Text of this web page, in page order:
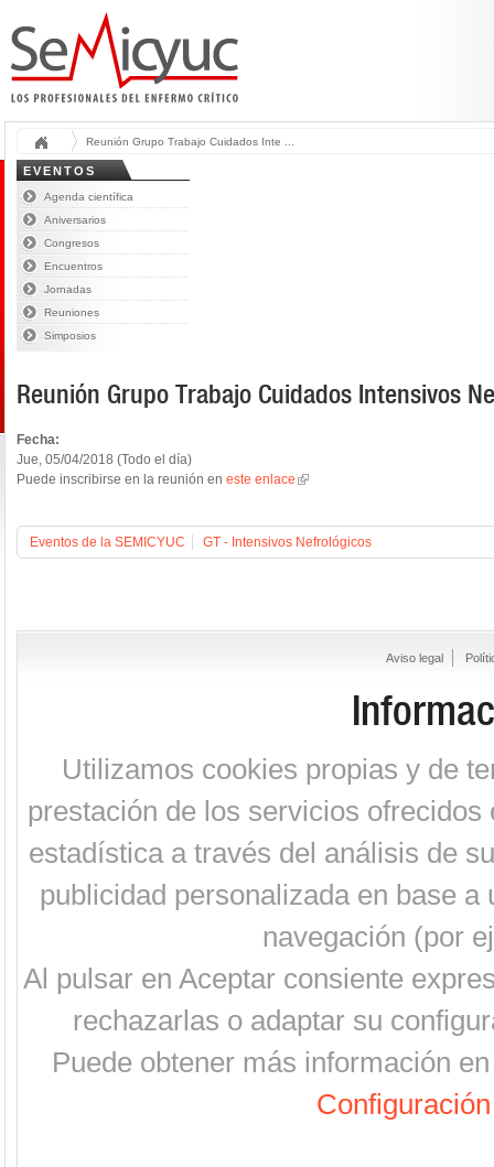
Reunión Grupo Trabajo Cuidados Inte ...
EVENTOS
Agenda científica
Aniversarios
Congresos
Encuentros
Jornadas
Reuniones
Simposios
Reunión Grupo Trabajo Cuidados Intensivos
Fecha:
Jue, 05/04/2018 (Todo el día)
Puede inscribirse en la reunión en este enlace
Eventos de la SEMICYUC GT - Intensivos Nefrológicos
Aviso legal
Utilizamos cookies propias y de
prestación de los servicios
estadística a través del análisis de
publicidad personalizada en base
navegación (por
Al pulsar en Aceptar consiente
rechazarlas o adaptar su
Puede obtener más información